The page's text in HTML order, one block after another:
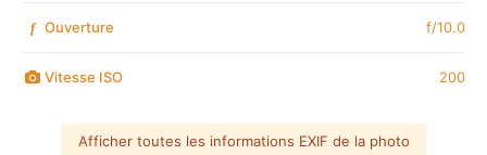
f Ouverture f/10.0
Vitesse ISO 200
Afficher toutes les informations EXIF de la photo